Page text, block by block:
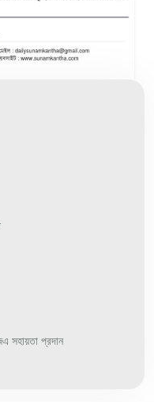
সহায়তা প্রদান